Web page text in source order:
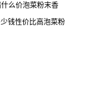
么价泡菜粉末香
钱性价比高泡菜粉